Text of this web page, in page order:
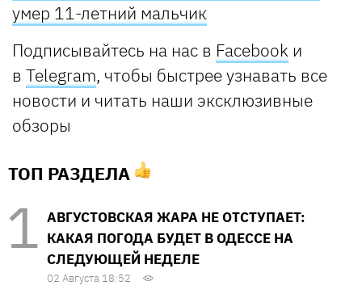
умер 11-летний мальчик
Подписывайтесь на нас в Facebook и
в Telegram, чтобы быстрее узнавать все
новости и читать наши эксклюзивные
обзоры
ТОП РАЗДЕЛА
АВГУСТОВСКАЯ ЖАРА НЕ ОТСТУПАЕТ:
КАКАЯ ПОГОДА БУДЕТ В ОДЕССЕ НА
СЛЕДУЮЩЕЙ НЕДЕЛЕ
02 Августа 18:52